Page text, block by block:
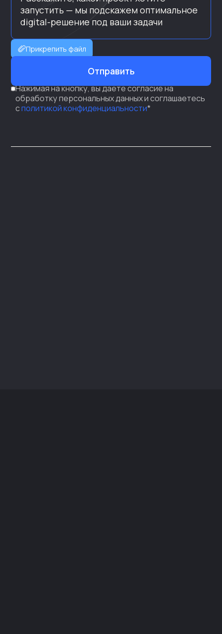
Прикрепить файл
Отправить
Нажимая на кнопку, вы даете согласие на
обработку персональных данных и соглашаетесь
сполитикой конфиденциальности*